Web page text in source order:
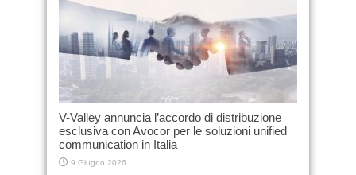
V-Valley annuncia l’accordo di distribuzione
esclusiva con Avocor per le soluzioni unified
communication in Italia
9 Giugno 2026